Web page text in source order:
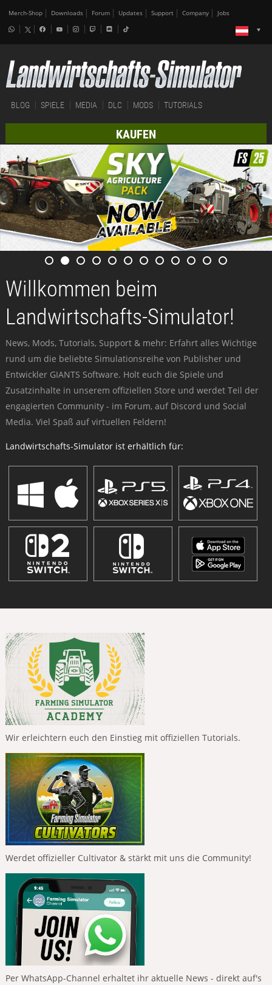
Merch-Shop Downloads Forum Updates Support Company Jobs
BLOG SPIELE MEDIA DLC MODS TUTORIALS
KAUFEN
Willkommen beim
Landwirtschafts-Simulator!
News, Mods, Tutorials, Support & mehr: Erfahrt alles Wichtige
rund um die beliebte Simulationsreihe von Publisher und
Entwickler GIANTS Software. Holt euch die Spiele und
Zusatzinhalte in unserem offiziellen Store und werdet Teil der
engagierten Community - im Forum, auf Discord und Social
Media. Viel Spaß auf virtuellen Feldern!
Landwirtschafts-Simulator ist erhältlich für:
Wir erleichtern euch den Einstieg mit offiziellen Tutorials.
Werdet offizieller Cultivator & stärkt mit uns die Community!
Per WhatsApp-Channel erhaltet ihr aktuelle News - direkt auf's